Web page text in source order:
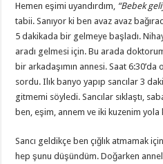
Hemen eşimi uyandırdım, “Bebek
tabii. Sanıyor ki ben avaz avaz
5 dakikada bir gelmeye başladı.
aradı gelmesi için. Bu arada
bir arkadaşımın annesi. Saat 6:30’da
sordu. Ilık banyo yapıp sancılar 3
gitmemi söyledi. Sancılar sıklaştı,
ben, eşim, annem ve iki kuzenim yola
Sancı geldikçe ben çığlık atmamak
hep şunu düşündüm. Doğarken